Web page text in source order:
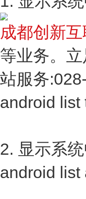
成都创新互
等业务。
站服务
android list
2. 显示系
android list